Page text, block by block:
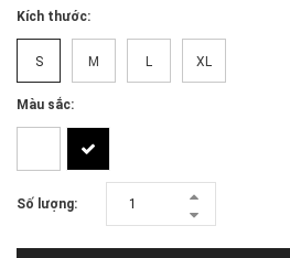
Kích thước:
S M L XL
Màu sắc:
Số lượng: